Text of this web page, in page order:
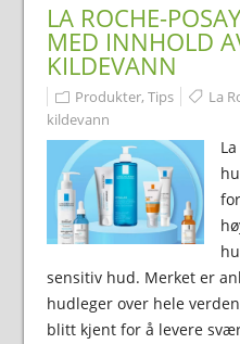
LA ROCHE-
MED INNHOLD
KILDEVANN
Produkter, Tips La
kildevann
sensitiv hud. Merket er
hudleger over hele
blitt kjent for å levere